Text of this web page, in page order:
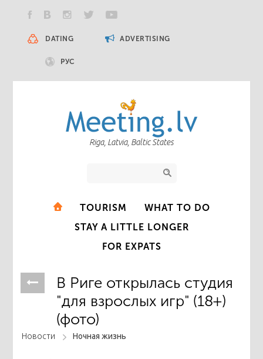
DATING ADVERTISING
РУС
Riga, Latvia, Baltic States
TOURISM
WHAT TO DO
STAY A LITTLE LONGER
FOR EXPATS
В Риге открылась студия
"для взрослых игр" (18+)
(фото)
Новости Ночная жизнь